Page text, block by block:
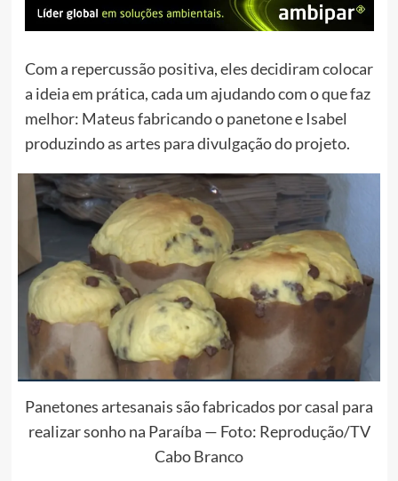
Com a repercussão positiva, eles decidiram colocar
a ideia em prática, cada um ajudando com o que faz
melhor: Mateus fabricando o panetone e Isabel
produzindo as artes para divulgação do projeto.
Panetones artesanais são fabricados por casal para
realizar sonho na Paraíba — Foto: Reprodução/TV
Cabo Branco